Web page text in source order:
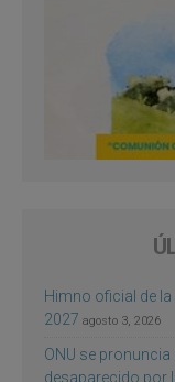
Himno oficial de la
2027 agosto 3, 2026
ONU se
desaparecido por